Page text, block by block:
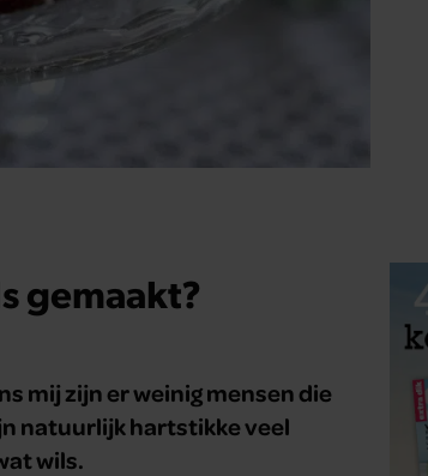
gemaakt?
mij zijn er weinig mensen die
natuurlijk hartstikke veel
wils.